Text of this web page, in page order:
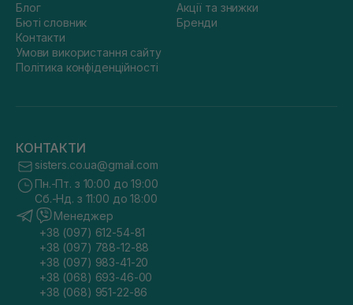
Блог
Бюті словник
Контакти
Умови використання сайту
Політика конфіденційності
Акції та знижки
Бренди
КОНТАКТИ
sisters.co.ua@gmail.com
Пн.-Пт. з 10:00 до 19:00
Сб.-Нд. з 11:00 до 18:00
Менеджер
+38 (097) 612-54-81
+38 (097) 788-12-88
+38 (097) 983-41-20
+38 (068) 693-46-00
+38 (068) 951-22-86